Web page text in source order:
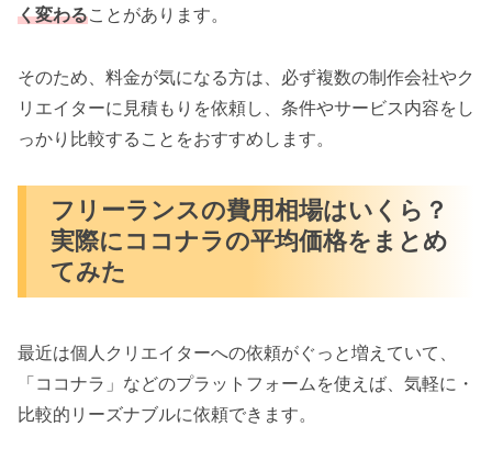
く変わることがあります。
そのため、料金が気になる方は、必ず複数の制作会社やク
リエイターに見積もりを依頼し、条件やサービス内容をし
っかり比較することをおすすめします。
フリーランスの費用相場はいくら？
実際にココナラの平均価格をまとめ
てみた
最近は個人クリエイターへの依頼がぐっと増えていて、
「ココナラ」などのプラットフォームを使えば、気軽に・
比較的リーズナブルに依頼できます。